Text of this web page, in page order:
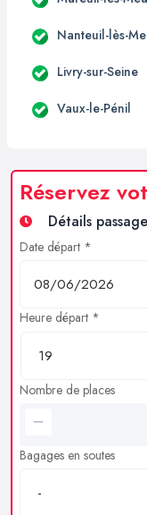
Nanteuil-lès-
Livry-sur-Seine
Vaux-le-Pénil
Réservez
Détails
Date départ *
Heure départ *
Nombre de places
Bagages en soutes